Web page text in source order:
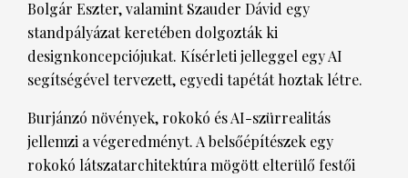
Bolgár Eszter, valamint Szauder Dávid egy
standpályázat keretében dolgozták ki
designkoncepciójukat. Kísérleti jelleggel egy AI
segítségével tervezett, egyedi tapétát hoztak létre.
Burjánzó növények, rokokó és AI-szürrealitás
jellemzi a végeredményt. A belsőépítészek egy
rokokó látszatarchitektúra mögött elterülő festői